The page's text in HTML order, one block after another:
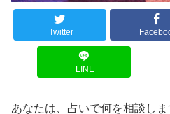
Twitter
LINE
あなたは、占いで何を相談しま